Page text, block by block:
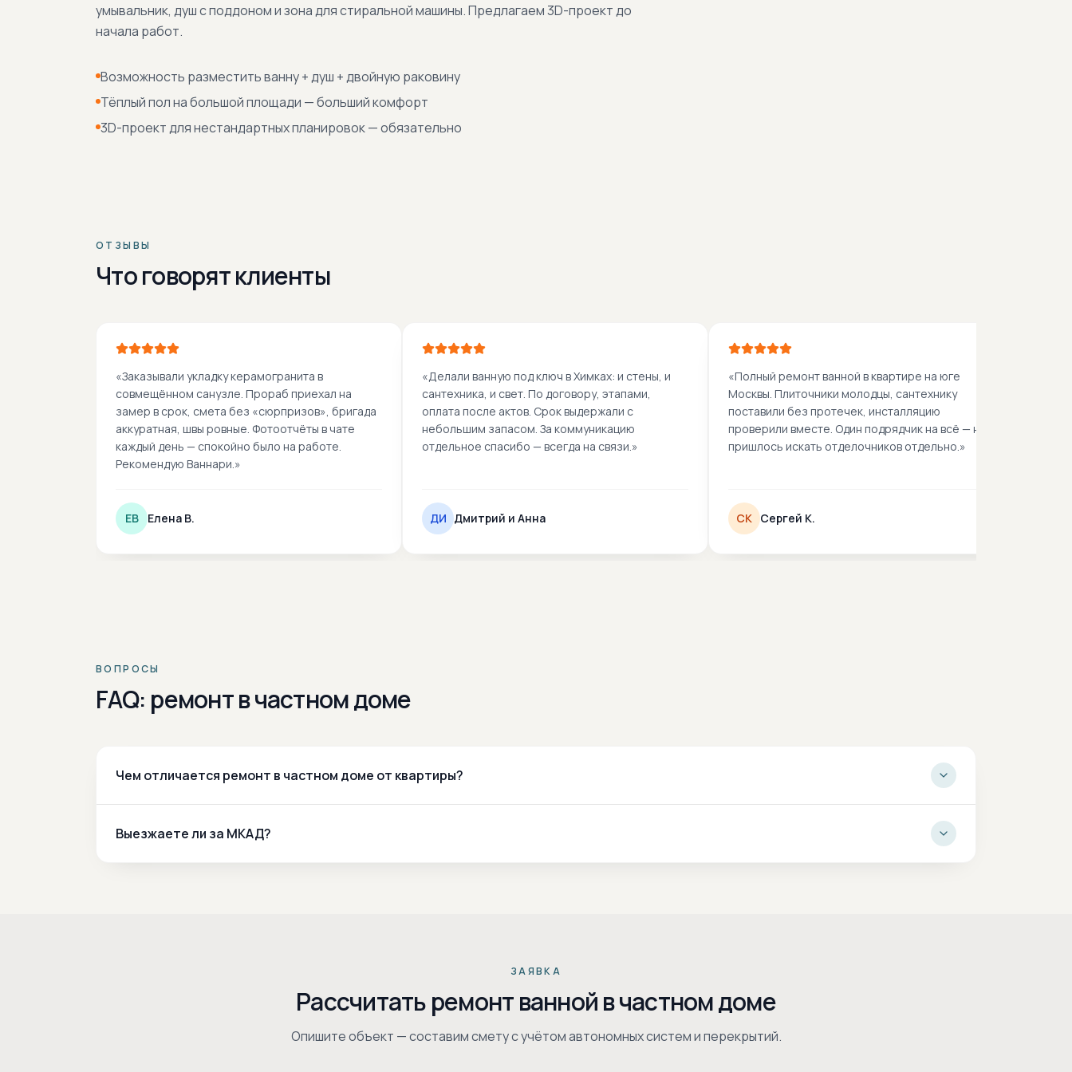
умывальник, душ с поддоном и зона для стиральной машины. Предлагаем 3D-проект до
начала работ.
Возможность разместить ванну + душ + двойную раковину
Тёплый пол на большой площади — больший комфорт
3D-проект для нестандартных планировок — обязательно
ОТЗЫВЫ
Что говорят клиенты
«Заказывали укладку керамогранита в
совмещённом санузле. Прораб приехал на
замер в срок, смета без «сюрпризов», бригада
аккуратная, швы ровные. Фотоотчёты в чате
каждый день — спокойно было на работе.
Рекомендую Ваннари.»
ЕВ Елена В.
«Делали ванную под ключ в Химках: и стены, и
сантехника, и свет. По договору, этапами,
оплата после актов. Срок выдержали с
небольшим запасом. За коммуникацию
отдельное спасибо — всегда на связи.»
ДИ Дмитрий и Анна
«Полный ремонт ванной в квартире на юге
Москвы. Плиточники молодцы, сантехнику
поставили без протечек, инсталляцию
проверили вместе. Один подрядчик на всё — не
пришлось искать отделочников отдельно.»
СК Сергей К.
ВОПРОСЫ
FAQ: ремонт в частном доме
Чем отличается ремонт в частном доме от квартиры?
Выезжаете ли за МКАД?
ЗАЯВКА
Рассчитать ремонт ванной в частном доме
Опишите объект — составим смету с учётом автономных систем и перекрытий.